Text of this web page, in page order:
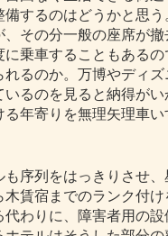
備するのはどうかと思
、その分一般の座席が
に乗車することもある
れるのか。万博やディ
いるのを見ると納得が
年寄りを無理矢理車
序列をはっきりさせ
木賃宿までのランク付
代わりに、障害者用の